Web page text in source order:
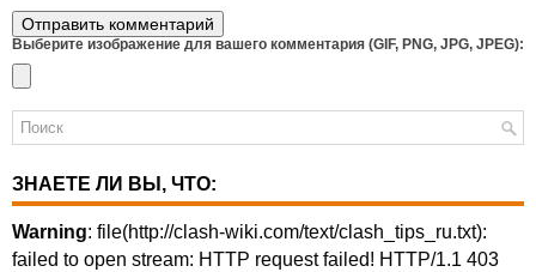
Выберите изображение для вашего комментария (GIF, PNG, JPG, JPEG):
ЗНАЕТЕ ЛИ ВЫ, ЧТО:
Warning: file(http://clash-wiki.com/text/clash_tips_ru.txt):
failed to open stream: HTTP request failed! HTTP/1.1 403